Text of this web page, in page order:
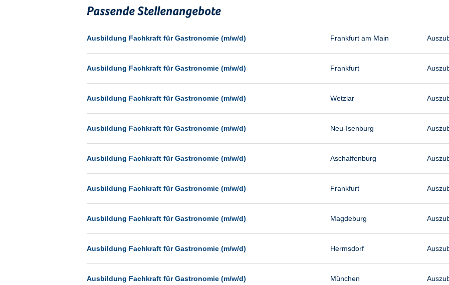
Chemnitz
Dresden
Düsseldorf
Erfurt
Essen
Frankfurt
Freiburg
Hamburg
Hannover
Heilbronn
Hermsdorf
Hildesheim
Sonstiges
Vertrieb
Passende Stellenangebote
Ausbildung Fachkraft für Gastronomie (m/w/d) Frankfurt am Main
Ausbildung Fachkraft für Gastronomie (m/w/d) Frankfurt
Ausbildung Fachkraft für Gastronomie (m/w/d) Wetzlar
Ausbildung Fachkraft für Gastronomie (m/w/d) Neu-Isenburg
Ausbildung Fachkraft für Gastronomie (m/w/d) Aschaffenburg
Ausbildung Fachkraft für Gastronomie (m/w/d) Frankfurt
Ausbildung Fachkraft für Gastronomie (m/w/d) Magdeburg
Ausbildung Fachkraft für Gastronomie (m/w/d) Hermsdorf
Ausbildung Fachkraft für Gastronomie (m/w/d) München